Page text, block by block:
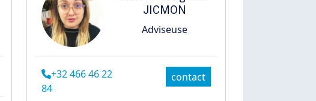
JICMON
Adviseuse
+32 466 46 22
84
contact